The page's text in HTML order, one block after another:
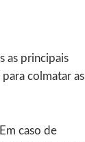
as principais
colmatar as
caso de